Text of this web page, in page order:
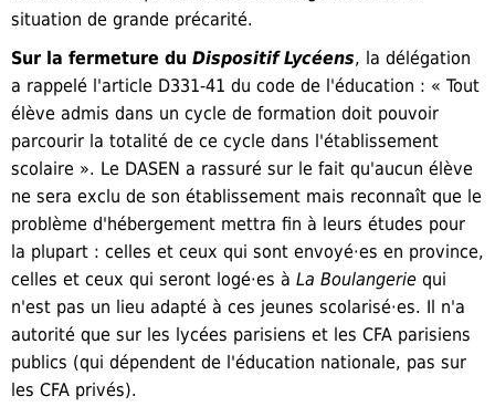
situation de grande précarité.
Sur la fermeture du Dispositif Lycéens, la délégation
a rappelé l'article D331-41 du code de l'éducation : « Tout
élève admis dans un cycle de formation doit pouvoir
parcourir la totalité de ce cycle dans l'établissement
scolaire ». Le DASEN a rassuré sur le fait qu'aucun élève
ne sera exclu de son établissement mais reconnaît que le
problème d'hébergement mettra fin à leurs études pour
la plupart : celles et ceux qui sont envoyé·es en province,
celles et ceux qui seront logé·es à La Boulangerie qui
n'est pas un lieu adapté à ces jeunes scolarisé·es. Il n'a
autorité que sur les lycées parisiens et les CFA parisiens
publics (qui dépendent de l'éducation nationale, pas sur
les CFA privés).